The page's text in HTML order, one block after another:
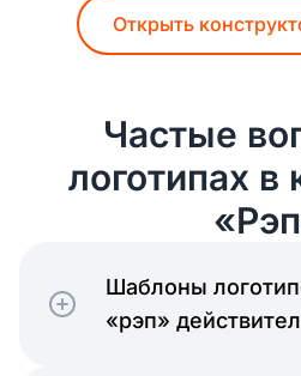
Открыть
Частые
логотипах в
Шаблоны
«рэп»